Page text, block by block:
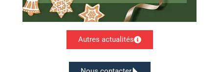
Autres actualités